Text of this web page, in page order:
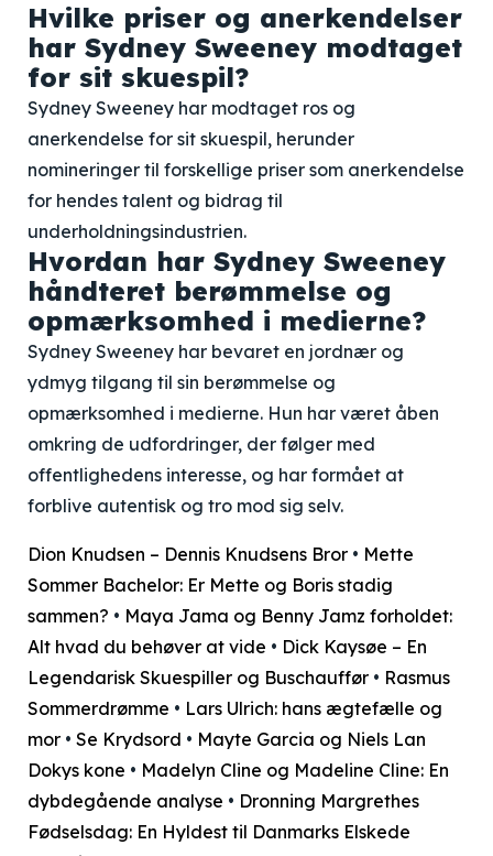
Hvilke priser og anerkendelser
har Sydney Sweeney modtaget
for sit skuespil?
Sydney Sweeney har modtaget ros og
anerkendelse for sit skuespil, herunder
nomineringer til forskellige priser som anerkendelse
for hendes talent og bidrag til
underholdningsindustrien.
Hvordan har Sydney Sweeney
håndteret berømmelse og
opmærksomhed i medierne?
Sydney Sweeney har bevaret en jordnær og
ydmyg tilgang til sin berømmelse og
opmærksomhed i medierne. Hun har været åben
omkring de udfordringer, der følger med
offentlighedens interesse, og har formået at
forblive autentisk og tro mod sig selv.
Dion Knudsen – Dennis Knudsens Bror • Mette
Sommer Bachelor: Er Mette og Boris stadig
sammen? • Maya Jama og Benny Jamz forholdet:
Alt hvad du behøver at vide • Dick Kaysøe – En
Legendarisk Skuespiller og Buschauffør • Rasmus
Sommerdrømme • Lars Ulrich: hans ægtefælle og
mor • Se Krydsord • Mayte Garcia og Niels Lan
Dokys kone • Madelyn Cline og Madeline Cline: En
dybdegående analyse • Dronning Margrethes
Fødselsdag: En Hyldest til Danmarks Elskede